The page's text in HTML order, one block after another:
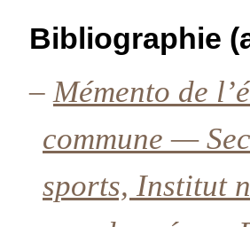
Bibliographie
–Mémento de
commune —
sports, Institut